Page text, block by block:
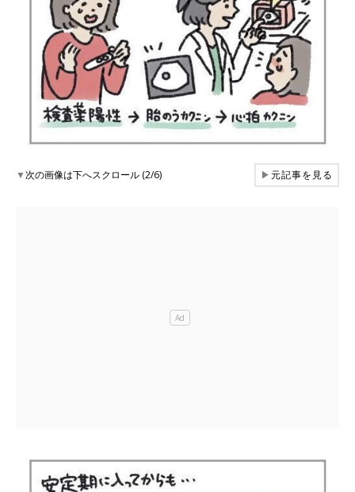
▼次の画像は下へスクロール (2/6) ▶元記事を見る